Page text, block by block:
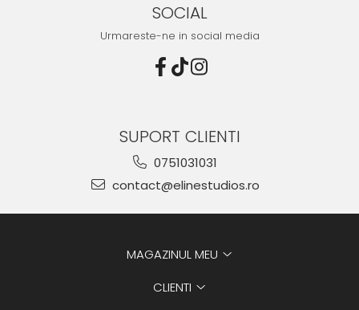
SOCIAL
Urmareste-ne in social media
SUPORT CLIENTI
0751031031
contact@elinestudios.ro
MAGAZINUL MEU
CLIENTI